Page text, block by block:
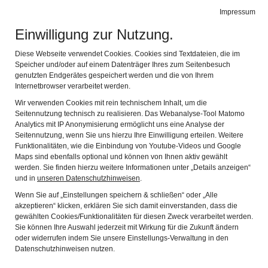
Impressum
Einwilligung zur Nutzung.
Diese Webseite verwendet Cookies. Cookies sind Textdateien, die im
Speicher und/oder auf einem Datenträger Ihres zum Seitenbesuch
genutzten Endgerätes gespeichert werden und die von Ihrem
Internetbrowser verarbeitet werden.
Wir verwenden Cookies mit rein technischem Inhalt, um die
Seitennutzung technisch zu realisieren. Das Webanalyse-Tool Matomo
Analytics mit IP Anonymisierung ermöglicht uns eine Analyse der
Seitennutzung, wenn Sie uns hierzu Ihre Einwilligung erteilen. Weitere
Funktionalitäten, wie die Einbindung von Youtube-Videos und Google
Maps sind ebenfalls optional und können von Ihnen aktiv gewählt
werden. Sie finden hierzu weitere Informationen unter „Details anzeigen“
und in unseren Datenschutzhinweisen.
Wenn Sie auf „Einstellungen speichern & schließen“ oder „Alle
akzeptieren“ klicken, erklären Sie sich damit einverstanden, dass die
gewählten Cookies/Funktionalitäten für diesen Zweck verarbeitet werden.
Sie können Ihre Auswahl jederzeit mit Wirkung für die Zukunft ändern
oder widerrufen indem Sie unsere Einstellungs-Verwaltung in den
Datenschutzhinweisen nutzen.
„LANGER MUSEUMS MITTWOCH” im Stadtmuseum
Memmingen
Nach Feierabend ins Museum!
Entdecken Sie am „MuseumsMittwoch“ Stadtgeschichte(n) im
Stadtmuseum Memmingen, bei freiem Eintritt. Inmitten der
historischen Altstadt befindet sich das Stadtmuseum
Memmingen im barocken Hermansbau. Es gibt viel zu
entdecken in den zwei Stockwerken des ehemaligen
Patrizierhauses.
Stadtgeschichte und Gegenwartsthemen werden im
Barockpalais präsentiert mit Kunst und Prunk. Dabei stehen
Leitgedanken der Stadtgesellschaft und dazu überlieferte
Objekte und Geschichte mit folgenden Ausstellungen im
Fokus: